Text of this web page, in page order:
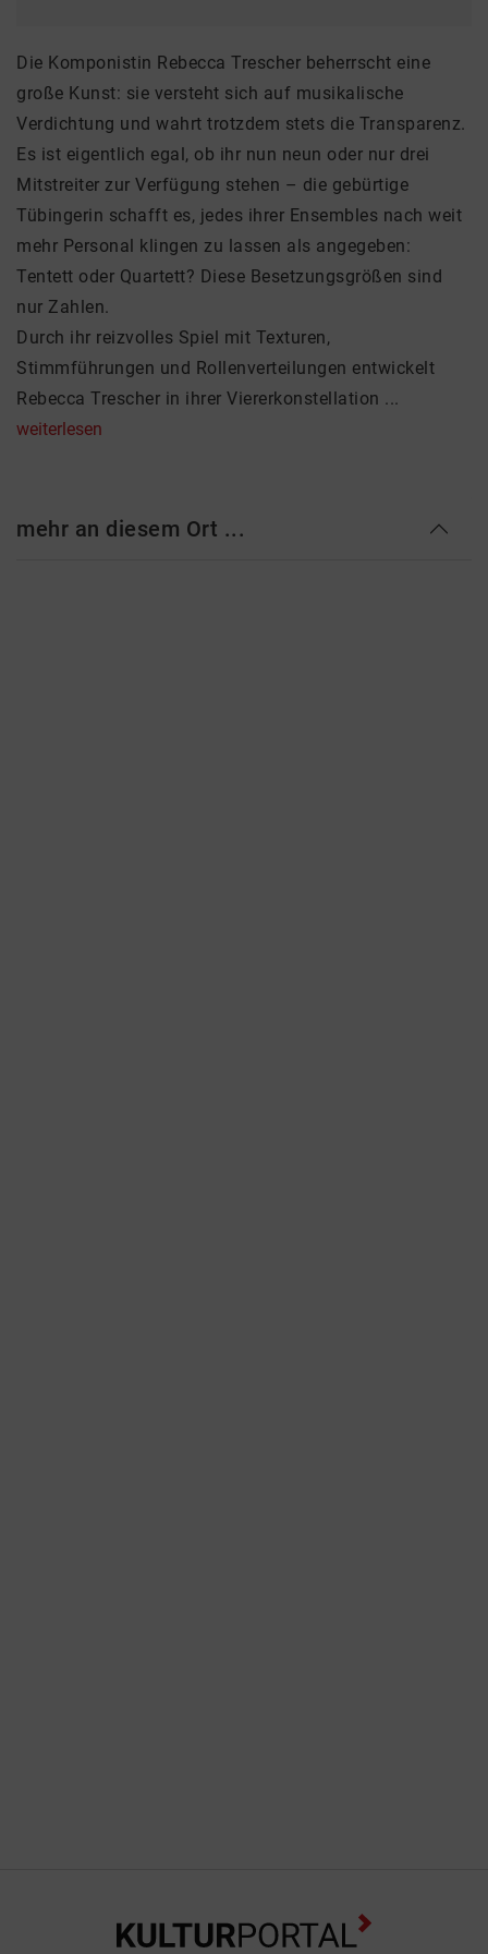
Die Komponistin Rebecca Trescher beherrscht eine
große Kunst: sie versteht sich auf musikalische
Verdichtung und wahrt trotzdem stets die Transparenz.
Es ist eigentlich egal, ob ihr nun neun oder nur drei
Mitstreiter zur Verfügung stehen – die gebürtige
Tübingerin schafft es, jedes ihrer Ensembles nach weit
mehr Personal klingen zu lassen als angegeben:
Tentett oder Quartett? Diese Besetzungsgrößen sind
nur Zahlen.
Durch ihr reizvolles Spiel mit Texturen,
Stimmführungen und Rollenverteilungen entwickelt
Rebecca Trescher in ihrer Viererkonstellation ...
weiterlesen
mehr an diesem Ort ...